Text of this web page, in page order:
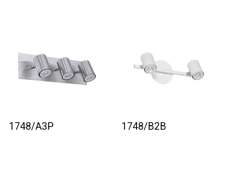
1748/A3P 1748/B2B